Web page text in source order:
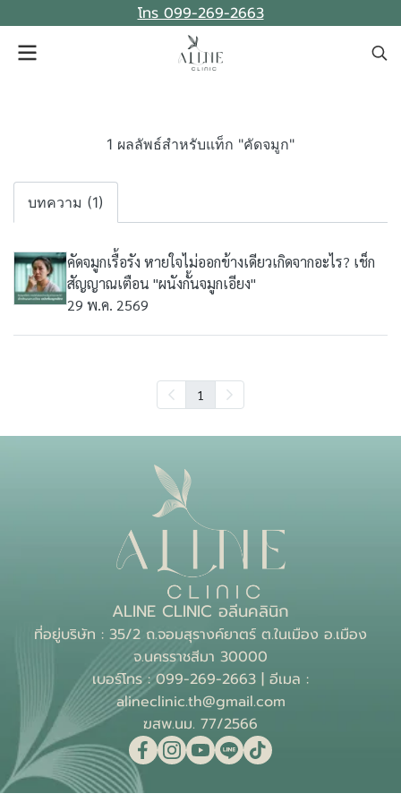
โทร 099-269-2663
1 ผลลัพธ์สำหรับแท็ก "คัดจมูก"
บทความ (1)
คัดจมูกเรื้อรัง หายใจไม่ออกข้างเดียวเกิดจากอะไร? เช็ก
สัญญาณเตือน "ผนังกั้นจมูกเอียง"
29 พ.ค. 2569
1
ALINE CLINIC อลีนคลินิก
ที่อยู่บริษัท : 35/2 ถ.จอมสุรางค์ยาตร์ ต.ในเมือง อ.เมือง
จ.นครราชสีมา 30000
เบอร์โทร : 099-269-2663 | อีเมล :
alineclinic.th@gmail.com
ฆสพ.นม. 77/2566